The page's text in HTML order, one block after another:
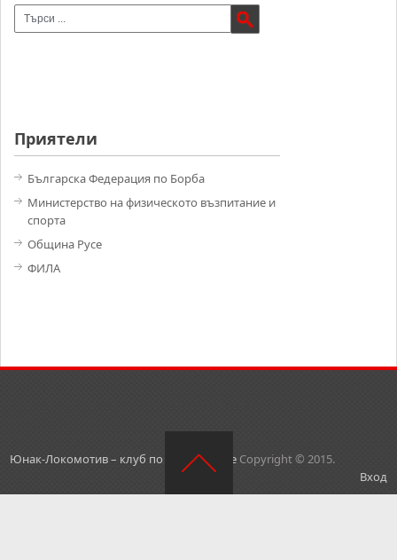
Приятели
Българска Федерация по Борба
Министерство на физическото възпитание и
спорта
Община Русе
ФИЛА
Юнак-Локомотив – клуб по борба – Русе Copyright © 2015.
Вход